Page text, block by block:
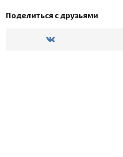
Поделиться с друзьями